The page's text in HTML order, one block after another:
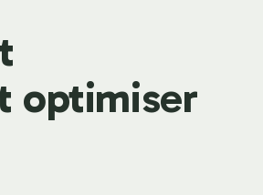
optimiser